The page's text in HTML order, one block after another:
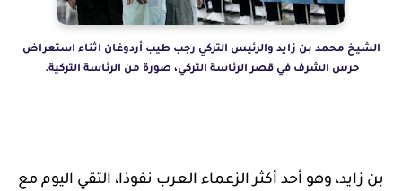
الشيخ محمد بن زايد والرئيس التركي رجب طيب أردوغان اثناء استعراض
حرس الشرف في قصر الرئاسة التركي، صورة من الرئاسة التركية.
بن زايد، وهو أحد أكثر الزعماء العرب نفوذا، التقي اليوم مع